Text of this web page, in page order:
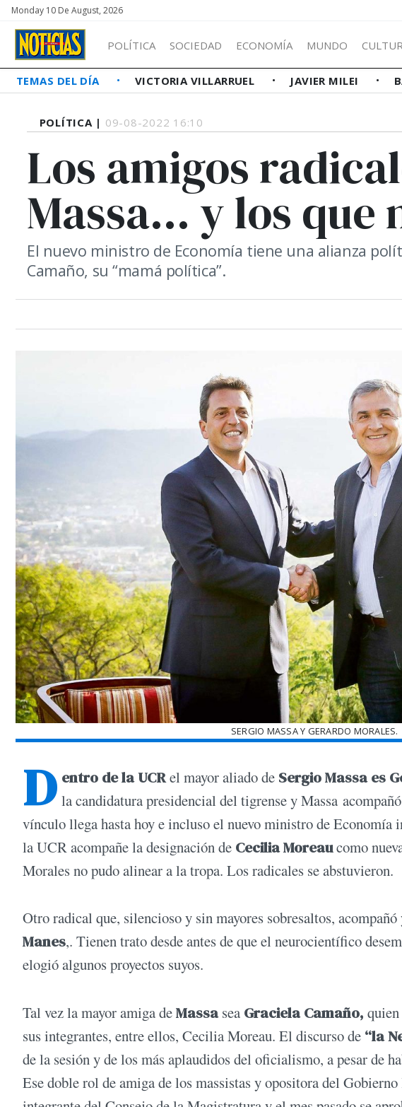
Monday 10 De August, 2026
POLÍTICA SOCIEDAD ECONOMÍA MUNDO
TEMAS DEL DÍA VICTORIA VILLARRUEL JAVIER MILEI
POLÍTICA | 09-08-2022 16:10
Los amigos
Massa... y los que
El nuevo ministro de Economía tiene una alianza
Camaño, su “mamá política”.
SERGIO MASSA Y GERARDO
D entro de la UCRel mayor aliado de Sergio Massa es
la candidatura presidencial del tigrense y Massa
vínculo llega hasta hoy e incluso el nuevo ministro de Economía
la UCR acompañe la designación de Cecilia Moreaucomo
Morales no pudo alinear a la tropa. Los radicales se abstuvieron.
Otro radical que, silencioso y sin mayores sobresaltos,
Manes,. Tienen trato desde antes de que el neurocientífico
elogió algunos proyectos suyos.
Tal vez la mayor amiga deMassasea Graciela Camaño,
sus integrantes, entre ellos, Cecilia Moreau. El discurso de “la
de la sesión y de los más aplaudidos del oficialismo, a pesar de
Ese doble rol de amiga de los massistas y opositora del